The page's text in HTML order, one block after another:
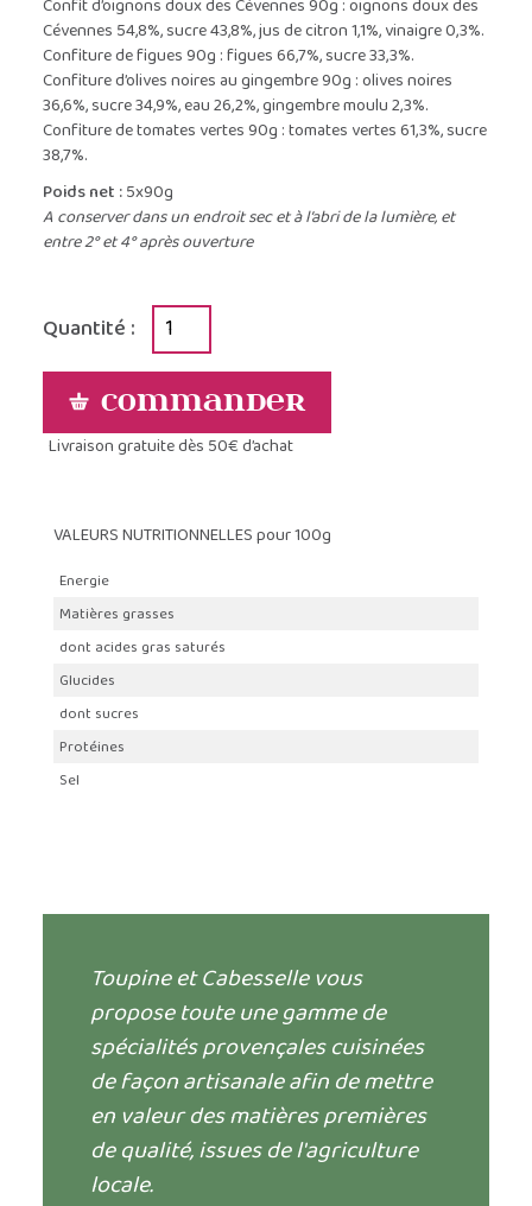
Cévennes 54,8%, sucre 43,8%, jus de citron 1,1%, vinaigre 0,3%.
Confiture de figues 90g : figues 66,7%, sucre 33,3%.
Confiture d’olives noires au gingembre 90g : olives noires
36,6%, sucre 34,9%, eau 26,2%, gingembre moulu 2,3%.
Confiture de tomates vertes 90g : tomates vertes 61,3%, sucre
38,7%.
Poids net :5x90g
A conserver dans un endroit sec et à l’abri de la lumière, et
entre 2° et 4° après ouverture
Quantité :
Commander
Livraison gratuite dès 50€ d’achat
VALEURS NUTRITIONNELLES pour 100g
Energie
Matières grasses
dont acides gras saturés
Glucides
dont sucres
Protéines
Sel
Toupine et Cabesselle vous
propose toute une gamme de
spécialités provençales cuisinées
de façon artisanale afin de mettre
en valeur des matières premières
de qualité, issues de l'agriculture
locale.